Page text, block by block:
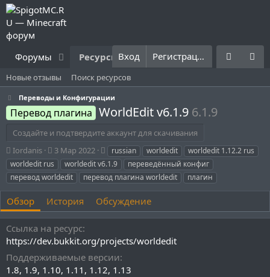
Форумы Ресурсы Что нового? Правила
Вход Регистрация
Новые отзывы Поиск ресурсов
Переводы и Конфигурации
Перевод плагина WorldEdit v6.1.9 6.1.9
Создайте и подтвердите аккаунт для скачивания
А
в
т
о
р
Iordanis
Д
а
т
а
с
о
з
д
а
н
и
я
3 Мар 2022
Т
е
г
и
russian worldedit
worldedit 1.12.2 rus
worldedit rus
worldedit v6.1.9
переведённый конфиг
перевод worldedit
перевод плагина worldedit плагин
Обзор История Обсуждение
Ссылка на ресурс
https://dev.bukkit.org/projects/worldedit
Поддерживаемые версии
1.8 1.9 1.10 1.11 1.12 1.13